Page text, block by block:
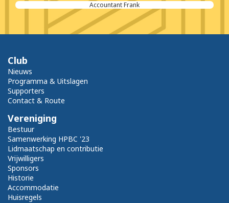
Rabobank Zeeuws-Vlaanderen
Club
Nieuws
Programma & Uitslagen
Supporters
Contact & Route
Vereniging
Bestuur
Samenwerking HPBC '23
Lidmaatschap en contributie
Vrijwilligers
Sponsors
Historie
Accommodatie
Huisregels